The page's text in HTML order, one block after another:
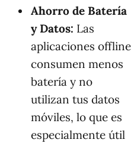
Ahorro de Batería
y Datos: Las
aplicaciones offline
consumen menos
batería y no
utilizan tus datos
móviles, lo que es
especialmente útil